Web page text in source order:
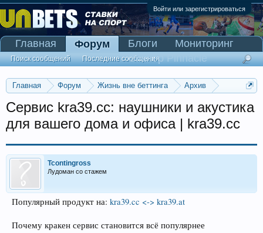
Войти или зарегистрироваться
Главная Форум Жизнь вне беттинга
Архив
Сервис kra39.cc: наушники и акустика
для вашего дома и офиса | kra39.cc
Tcontingross
Лудоман со стажем
Популярный продукт на: kra39.cc <-> kra39.at
Почему кракен сервис становится всё популярнее
Главная Форум
Поиск сообщений Последние сообщения
Блоги
Мониторинг
Сканер Pinnacle